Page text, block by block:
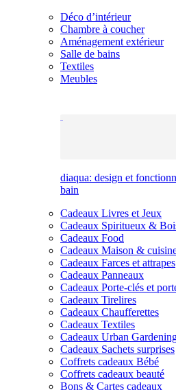
Déco d’intérieur
Chambre à coucher
Aménagement extérieur
Salle de bains
Textiles
Meubles
diaqua: design et
bain
Cadeaux Livres et Jeux
Cadeaux Spiritueux &
Cadeaux Food
Cadeaux Maison &
Cadeaux Farces et attrapes
Cadeaux Panneaux
Cadeaux Porte-clés et
Cadeaux Tirelires
Cadeaux Chaufferettes
Cadeaux Textiles
Cadeaux Urban
Cadeaux Sachets surprises
Coffrets cadeaux Bébé
Coffrets cadeaux beauté
Bons & Cartes cadeaux